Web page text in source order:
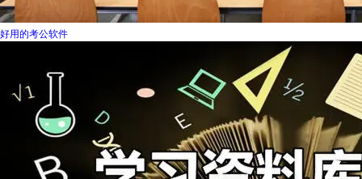
好用的考公软件